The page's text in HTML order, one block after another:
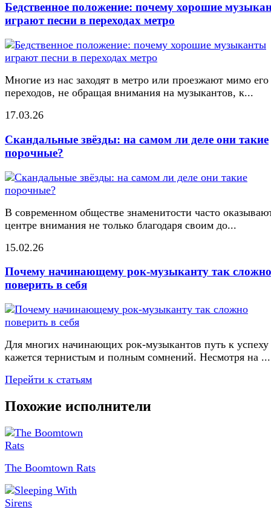
Бедственное положение: почему хорошие
играют песни в переходах метро
Многие из нас заходят в метро или проезжают мимо его
переходов, не обращая внимания на музыкантов, к...
17.03.26
Скандальные звёзды: на самом ли деле они такие
порочные?
В современном обществе знаменитости часто
центре внимания не только благодаря своим до...
15.02.26
Почему начинающему рок-музыканту так сложно
поверить в себя
Для многих начинающих рок-музыкантов путь к успеху
кажется тернистым и полным сомнений. Несмотря на ...
Перейти к статьям
Похожие исполнители
The Boomtown Rats